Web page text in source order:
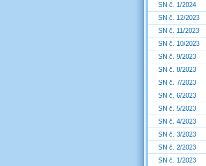
SN č. 1/2024
SN č. 12/2023
SN č. 11/2023
SN č. 10/2023
SN č. 9/2023
SN č. 8/2023
SN č. 7/2023
SN č. 6/2023
SN č. 5/2023
SN č. 4/2023
SN č. 3/2023
SN č. 2/2023
SN č. 1/2023